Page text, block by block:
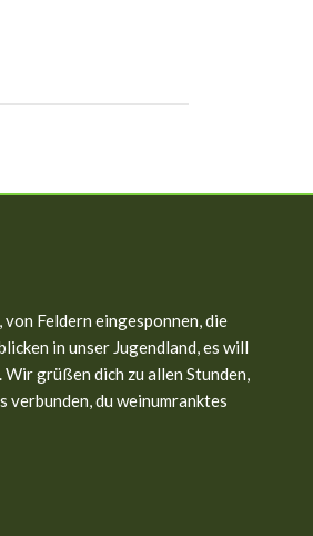
Feldern eingesponnen, die
in unser Jugendland, es will
grüßen dich zu allen Stunden,
verbunden, du weinumranktes